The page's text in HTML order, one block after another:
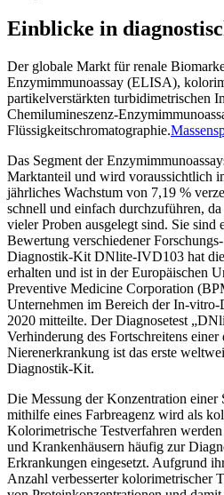
Einblicke in
Der globale Markt für renale
Enzymimmunoassay (ELISA),
partikelverstärkten turbidimetrischen
Chemilumineszenz-
Flüssigkeitschromatographie.
Das Segment der
Marktanteil und wird voraussichtlich
jährliches Wachstum von 7,19 %
schnell und einfach durchzuführen,
vieler Proben ausgelegt sind. Sie sind
Bewertung verschiedener
Diagnostik-Kit DNlite-IVD103 hat
erhalten und ist in der Europäischen
Preventive Medicine Corporation
Unternehmen im Bereich der In-
2020 mitteilte. Der Diagnosetest
Verhinderung des Fortschreitens einer
Nierenerkrankung ist das erste
Diagnostik-Kit.
Die Messung der Konzentration einer
mithilfe eines Farbreagenz wird als
Kolorimetrische Testverfahren
und Krankenhäusern häufig zur
Erkrankungen eingesetzt. Aufgrund
Anzahl verbesserter kolorimetrischer